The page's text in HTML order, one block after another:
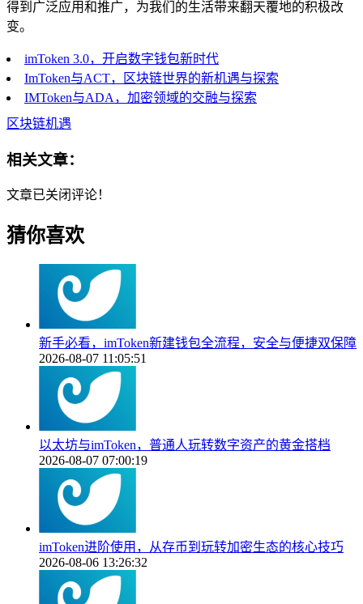
得到广泛应用和推广，为我们的生活带来翻天覆地的积极改
变。
imToken 3.0，开启数字钱包新时代
ImToken与ACT，区块链世界的新机遇与探索
IMToken与ADA，加密领域的交融与探索
区块链机遇
相关文章：
文章已关闭评论！
猜你喜欢
新手必看，imToken新建钱包全流程，安全与便捷双保障
2026-08-07 11:05:51
以太坊与imToken，普通人玩转数字资产的黄金搭档
2026-08-07 07:00:19
imToken进阶使用，从存币到玩转加密生态的核心技巧
2026-08-06 13:26:32